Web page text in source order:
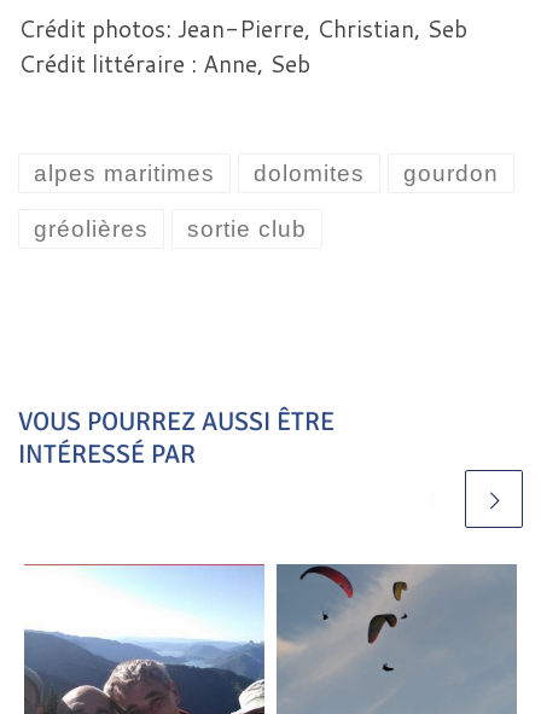
Crédit photos: Jean-Pierre, Christian, Seb
Crédit littéraire : Anne, Seb
alpes maritimes dolomites gourdon
gréolières sortie club
VOUS POURREZ AUSSI ÊTRE
INTÉRESSÉ PAR